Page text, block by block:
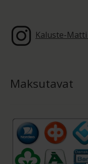
Kaluste-
Maksutavat